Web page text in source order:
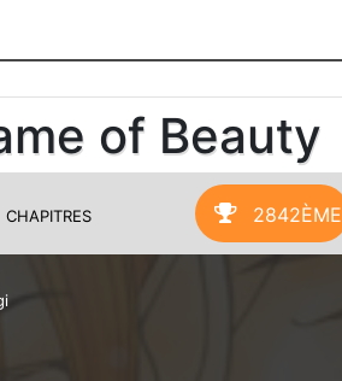
of Beauty
CHAPITRES 2842ÈME